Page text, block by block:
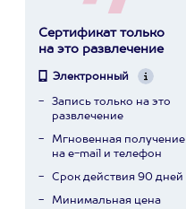
Сертификат только
на это развлечение
Электронный
Запись только на это
развлечение
Мгновенная получение
на e-mail и телефон
Срок действия 90 дней
Минимальная цена